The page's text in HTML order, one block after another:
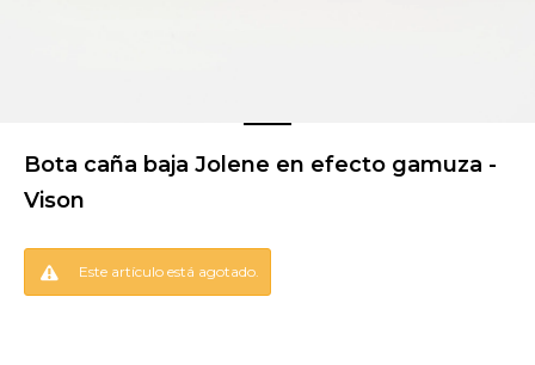
Bota caña baja Jolene en efecto gamuza -
Vison
Este artículo está agotado.